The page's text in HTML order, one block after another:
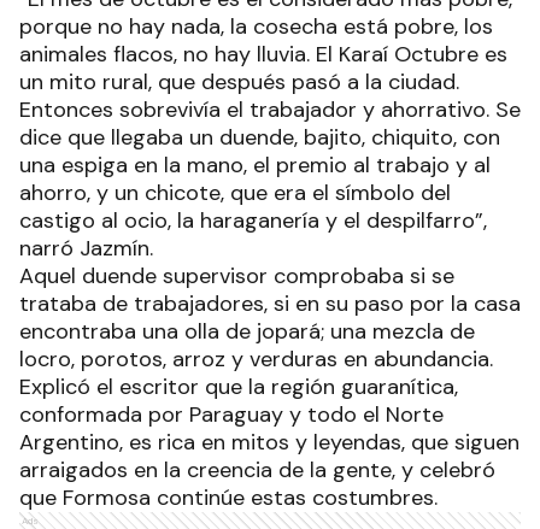
porque no hay nada, la cosecha está pobre, los
animales flacos, no hay lluvia. El Karaí Octubre es
un mito rural, que después pasó a la ciudad.
Entonces sobrevivía el trabajador y ahorrativo. Se
dice que llegaba un duende, bajito, chiquito, con
una espiga en la mano, el premio al trabajo y al
ahorro, y un chicote, que era el símbolo del
castigo al ocio, la haraganería y el despilfarro”,
narró Jazmín.
Aquel duende supervisor comprobaba si se
trataba de trabajadores, si en su paso por la casa
encontraba una olla de jopará; una mezcla de
locro, porotos, arroz y verduras en abundancia.
Explicó el escritor que la región guaranítica,
conformada por Paraguay y todo el Norte
Argentino, es rica en mitos y leyendas, que siguen
arraigados en la creencia de la gente, y celebró
que Formosa continúe estas costumbres.
Ads